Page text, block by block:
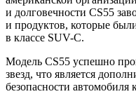
и долговечности CS55
и продуктов, которые
в классе SUV-C.
Модель CS55 успешно
звезд, что является
безопасности автомобиля